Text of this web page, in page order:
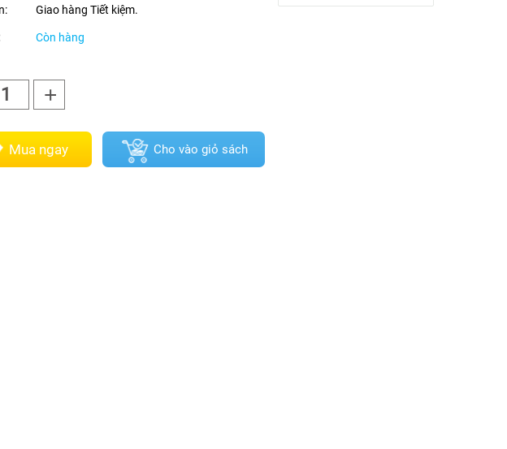
Giao hàng Tiết kiệm.
Còn hàng
1 +
Mua ngay Cho vào giỏ sách